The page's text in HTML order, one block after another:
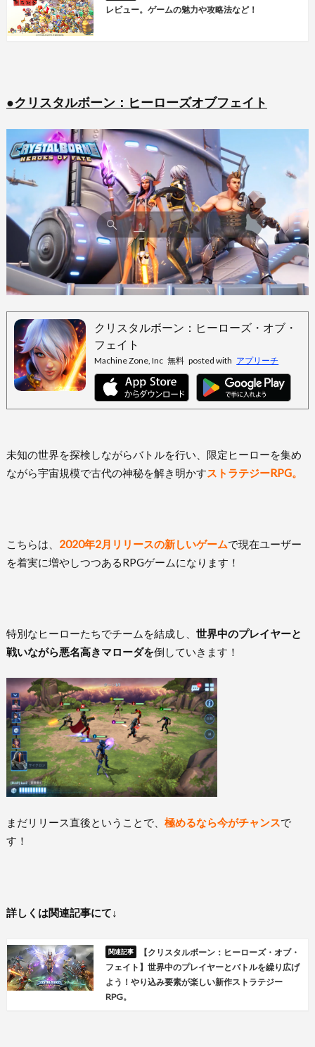
レビュー。ゲームの魅力や攻略法など！
●クリスタルボーン：ヒーローズオブフェイト
クリスタルボーン：ヒーローズ・オブ・
フェイト
Machine Zone, Inc 無料 posted with アプリーチ
未知の世界を探検しながらバトルを行い、限定ヒーローを集め
ながら宇宙規模で古代の神秘を解き明かすストラテジーRPG。
こちらは、 2020年2月リリースの新しいゲームで現在ユーザー
を着実に増やしつつあるRPGゲームになります！
特別なヒーローたちでチームを結成し、 世界中のプレイヤーと
戦いながら悪名高きマローダを倒していきます！
まだリリース直後ということで、 極めるなら今がチャンスで
す！
詳しくは関連記事にて↓
【クリスタルボーン：ヒーローズ・オブ・
フェイト】世界中のプレイヤーとバトルを繰り広げ
よう！やり込み要素が楽しい新作ストラテジー
RPG。